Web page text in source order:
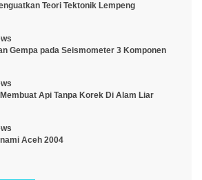
Teori Tektonik Lempeng
Gempa pada Seismometer 3 Komponen
Api Tanpa Korek Di Alam Liar
Aceh 2004